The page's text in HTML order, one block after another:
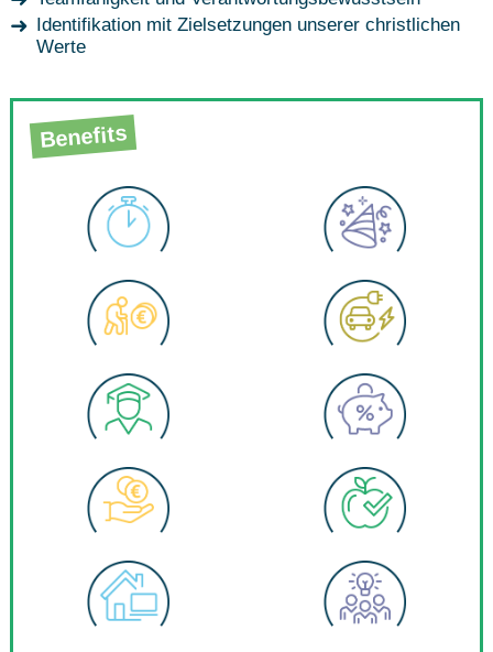
Identifikation mit Zielsetzungen unserer christlichen
Werte
Benefits